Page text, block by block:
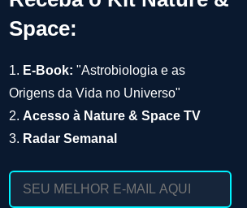
Space:
1. E-Book: "Astrobiologia e as
Origens da Vida no Universo"
2. Acesso à Nature & Space TV
3. Radar Semanal